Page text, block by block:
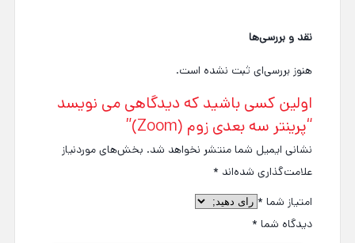
نقد و بررسی‌ها
هنوز بررسی‌ای ثبت نشده است.
اولین کسی باشید که دیدگاهی می نویسد
“پرینتر سه بعدی زوم (Zoom)”
نشانی ایمیل شما منتشر نخواهد شد. بخش‌های موردنیاز
علامت‌گذاری شده‌اند *
امتیاز شما *
دیدگاه شما *